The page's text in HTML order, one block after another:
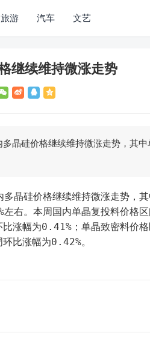
旅游 汽车 文艺
继续维持微涨走势
晶硅价格继续维持微涨走势，其
左右。本周国内单晶复投料价
涨幅为0.41%；单晶致密料
比涨幅为0.42%。